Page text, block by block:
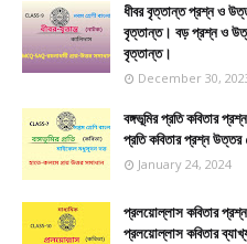
ধীবর বৃত্তান্ত প্রশ্ন ও
বৃত্তান্ত। বড় প্রশ্ন ও
বৃত্তান্ত।
December 30,
বঙ্গভূমির প্রতি কবিতার
প্রতি কবিতার প্রশ্ন
January 24, 2024
প্রলয়োল্লাস কবিতার
প্রলয়োল্লাস কবিতার